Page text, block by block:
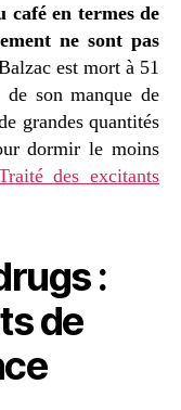
café en termes de
ne sont pas
est mort à 51
son manque de
grandes quantités
dormir le moins
des excitants
:
de